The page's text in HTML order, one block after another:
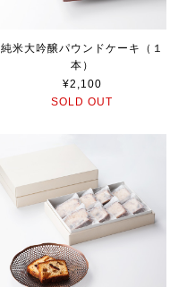
純米大吟醸パウンドケーキ（１
本）
¥2,100
SOLD OUT